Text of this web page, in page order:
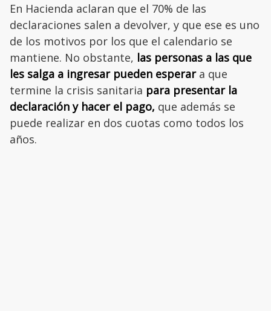
En Hacienda aclaran que el 70% de las
declaraciones salen a devolver, y que ese es uno
de los motivos por los que el calendario se
mantiene. No obstante, las personas a las que
les salga a ingresar pueden esperara que
termine la crisis sanitaria para presentar la
declaración y hacer el pago, que además se
puede realizar en dos cuotas como todos los
años.